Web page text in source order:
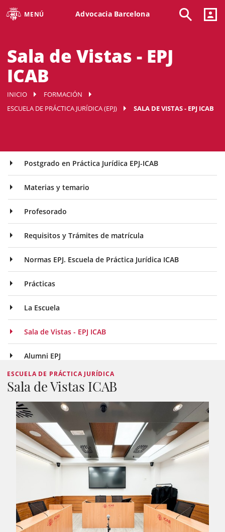
MENÚ Advocacia Barcelona
Sala de Vistas - EPJ
ICAB
INICIO
FORMACIÓN
ESCUELA DE PRÁCTICA JURÍDICA (EPJ)
SALA DE VISTAS - EPJ ICAB
Postgrado en Práctica Jurídica EPJ-ICAB
Materias y temario
Profesorado
Requisitos y Trámites de matrícula
Normas EPJ. Escuela de Práctica Jurídica ICAB
Prácticas
La Escuela
Sala de Vistas - EPJ ICAB
Alumni EPJ
ESCUELA DE PRÁCTICA JURÍDICA
Sala de Vistas ICAB